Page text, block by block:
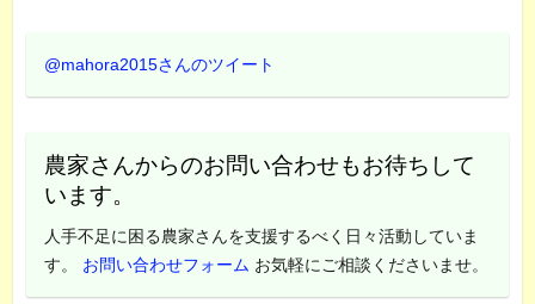
@mahora2015さんのツイート
農家さんからのお問い合わせもお待ちして
います。
人手不足に困る農家さんを支援するべく日々活動していま
す。 お問い合わせフォーム お気軽にご相談くださいませ。